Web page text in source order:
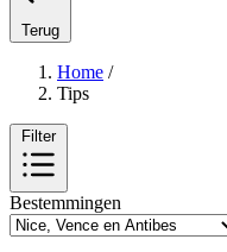
Terug
Home /
Tips
Filter
Bestemmingen